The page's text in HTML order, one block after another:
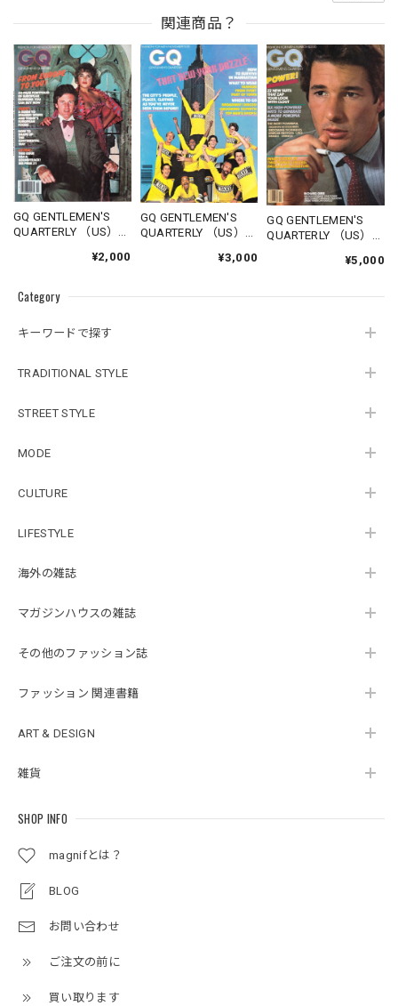
Category
キーワードで探す
TRADITIONAL STYLE
STREET STYLE
MODE
CULTURE
LIFESTYLE
海外の雑誌
マガジンハウスの雑誌
その他のファッション誌
ファッション 関連書籍
ART & DESIGN
雑貨
SHOP INFO
magnifとは？
BLOG
お問い合わせ
ご注文の前に
買い取ります
関連商品？
GQ GENTLEMEN'S
QUARTERLY （US）
¥2,000
GQ GENTLEMEN'S
QUARTERLY （US）
¥3,000
GQ GENTLEMEN'S
QUARTERLY （US）
¥5,000